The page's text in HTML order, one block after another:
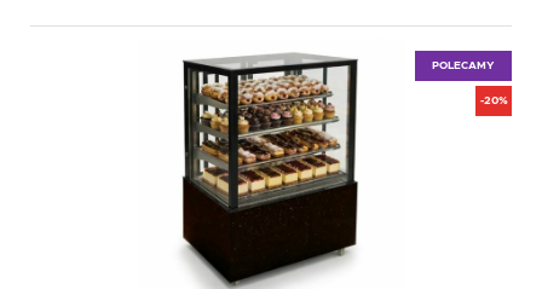
POLECAMY
-20%